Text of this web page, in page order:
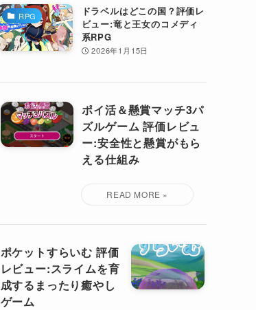
RPG
ドラベルはどこの国？評価レ
ビュー:竜と王女のコメディ
系RPG
2026年1月15日
ポイ活＆懸賞マッチ3パ
ズルゲーム 評価レビュ
ー:安全性と懸賞がもら
える仕組み
ポケットすらいむ 評価
レビュー:スライムを育
成するまったり癒やし
ゲーム